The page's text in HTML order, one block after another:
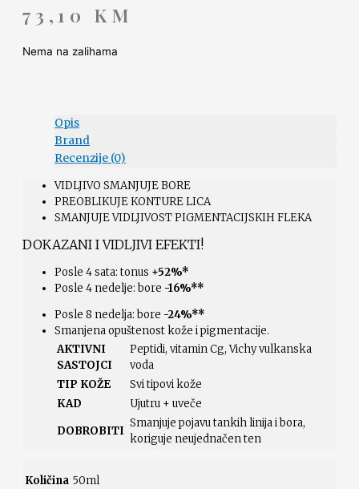
73,10 KM
Nema na zalihama
Opis
Brand
Recenzije (0)
VIDLJIVO SMANJUJE BORE
PREOBLIKUJE KONTURE LICA
SMANJUJE VIDLJIVOST PIGMENTACIJSKIH FLEKA
DOKAZANI I VIDLJIVI EFEKTI!
Posle 4 sata: tonus +52%*
Posle 4 nedelje: bore -16%**
Posle 8 nedelja: bore -24%**
Smanjena opuštenost kože i pigmentacije.
AKTIVNI
SASTOJCI
Peptidi, vitamin Cg, Vichy vulkanska
voda
TIP KOŽE
Svi tipovi kože
KAD
Ujutru + uveče
DOBROBITI
Smanjuje pojavu tankih linija i bora,
koriguje neujednačen ten
Količina 50ml